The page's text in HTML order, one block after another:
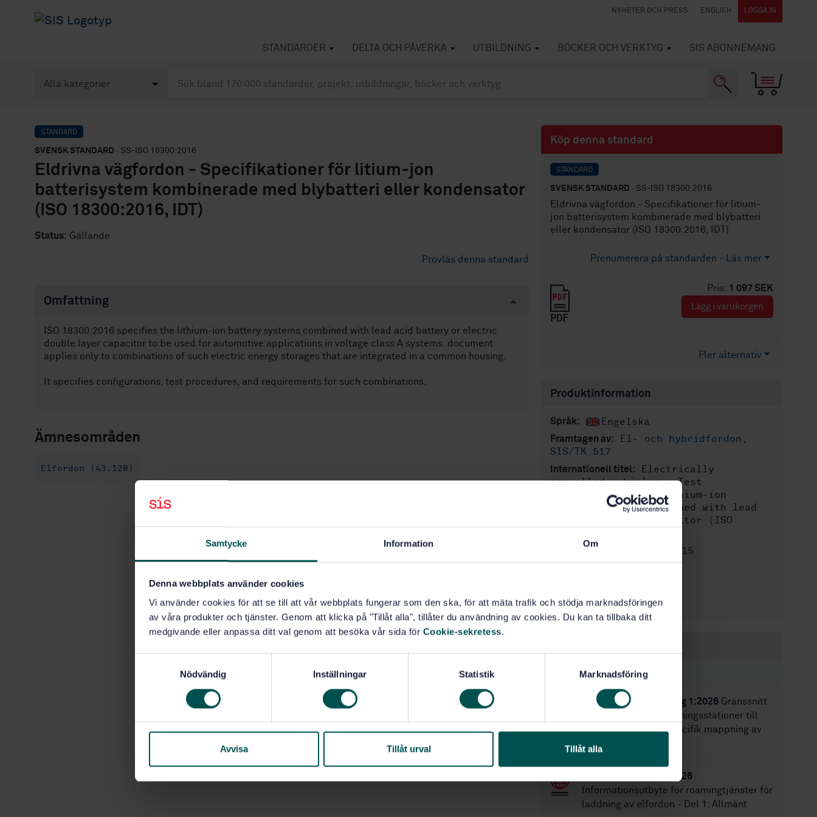
Samtycke Information Om
Denna webbplats använder cookies
Vi använder cookies för att se till att vår webbplats fungerar som den ska, för att mäta trafik och stödja marknadsföringen
av våra produkter och tjänster. Genom att klicka på "Tillåt alla", tillåter du användning av cookies. Du kan ta tillbaka ditt
medgivande eller anpassa ditt val genom att besöka vår sida för Cookie-sekretess.
s
Nödvändig Inställningar Statistik Marknadsföring
Avvisa Tillåt urval Tillåt alla
NYHETER OCH PRESS ENGLISH LOGGA IN
STANDARDER DELTA OCH PÅVERKA UTBILDNING BÖCKER OCH VERKTYG SIS ABONNEMANG
STANDARD
SVENSK STANDARD · SS-ISO 18300:2016
Eldrivna vägfordon - Specifikationer för litium-jon
batterisystem kombinerade med blybatteri eller kondensator
(ISO 18300:2016, IDT)
Status: Gällande
Provläs denna standard
Omfattning
ISO 18300:2016 specifies the lithium-ion battery systems combined with lead acid battery or electric
double layer capacitor to be used for automotive applications in voltage class A systems. document
applies only to combinations of such electric energy storages that are integrated in a common housing.
It specifies configurations, test procedures, and requirements for such combinations.
Ämnesområden
Elfordon (43.120)
Köp denna standard
STANDARD
SVENSK STANDARD · SS-ISO 18300:2016
Eldrivna vägfordon - Specifikationer för litium-
jon batterisystem kombinerade med blybatteri
eller kondensator (ISO 18300:2016, IDT)
Prenumerera på standarden - Läs mer
Pris: 1 097 SEK
PDF
Lägg i varukorgen
Fler alternativ
Produktinformation
Språk: Engelska
Framtagen av:
El- och hybridfordon,
SIS/TK 517
Internationell titel:
Electrically
propelled vehicles - Test
specifications for lithium-ion
battery systems combined with lead
acid battery or capacitor (ISO
STD-8023715
Antal sidor:28
STANDARDER
SS-EN IEC 63380-2, utg 1:2026 Gränssnitt
för anslutning av laddningsstationer till
lokal EMS - Del 2: Specifik mappning av
datamodell
SS-EN IEC 63119-1:2026
Informationsutbyte för roamingtjänster för
laddning av elfordon - Del 1: Allmänt